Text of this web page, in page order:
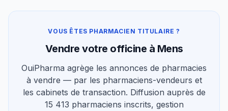
VOUS ÊTES PHARMACIEN TITULAIRE ?
Vendre votre officine à Mens
OuiPharma agrège les annonces de pharmacies
à vendre — par les pharmaciens-vendeurs et
les cabinets de transaction. Diffusion auprès de
15 413 pharmaciens inscrits, gestion